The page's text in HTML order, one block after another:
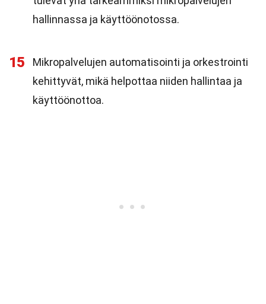
hallinnassa ja käyttöönotossa.
15
Mikropalvelujen automatisointi ja orkestrointi
kehittyvät, mikä helpottaa niiden hallintaa ja
käyttöönottoa.